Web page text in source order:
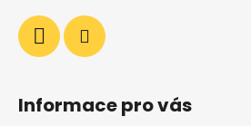
Informace pro vás